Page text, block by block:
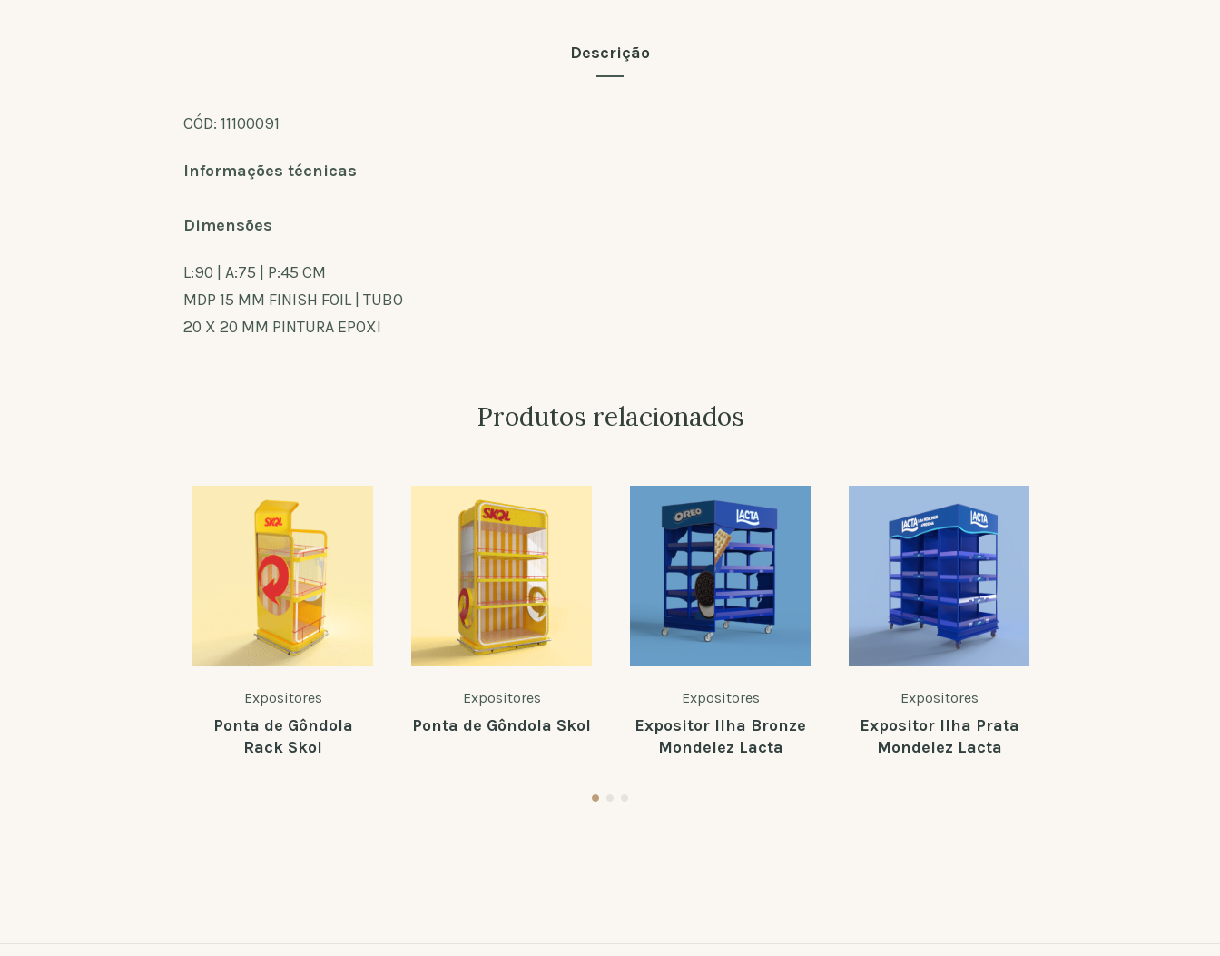
Descrição
CÓD: 11100091
Informações técnicas
Dimensões
L:90 | A:75 | P:45 CM
MDP 15 MM FINISH FOIL | TUBO
20 X 20 MM PINTURA EPOXI
Produtos relacionados
Expositores
Ponta de Gôndola
Rack Skol
Expositores
Ponta de Gôndola Skol
Expositores
Expositor Ilha Bronze
Mondelez Lacta
Expositores
Expositor Ilha Prata
Mondelez Lacta